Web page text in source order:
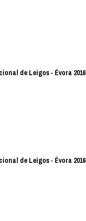
de Leigos - Évora 2016
de Leigos - Évora 2016